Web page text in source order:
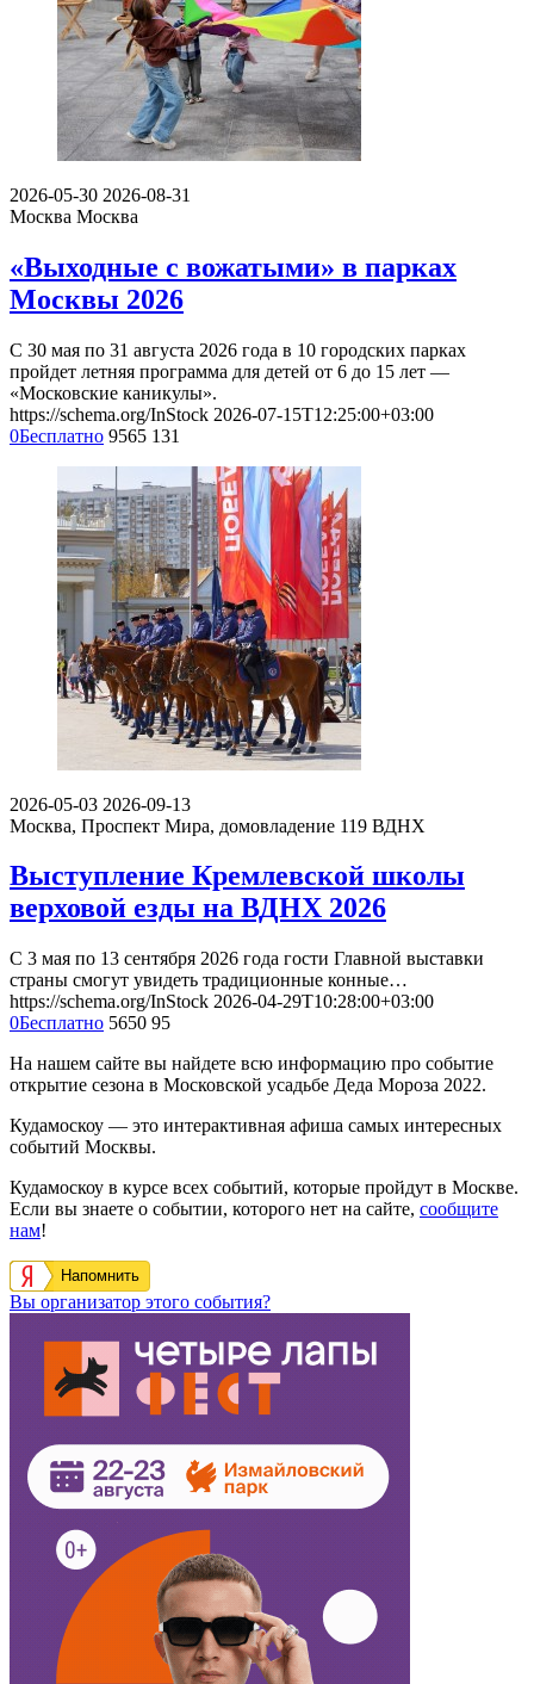
2026-05-30 2026-08-31
Москва Москва
«Выходные с вожатыми» в парках
Москвы 2026
С 30 мая по 31 августа 2026 года в 10 городских парках
пройдет летняя программа для детей от 6 до 15 лет —
«Московские каникулы».
https://schema.org/InStock 2026-07-15T12:25:00+03:00
0Бесплатно 9565 131
2026-05-03 2026-09-13
Москва, Проспект Мира, домовладение 119 ВДНХ
Выступление Кремлевской школы
верховой езды на ВДНХ 2026
С 3 мая по 13 сентября 2026 года гости Главной выставки
страны смогут увидеть традиционные конные…
https://schema.org/InStock 2026-04-29T10:28:00+03:00
0Бесплатно 5650 95
На нашем сайте вы найдете всю информацию про событие
открытие сезона в Московской усадьбе Деда Мороза 2022.
Кудамоскоу — это интерактивная афиша самых интересных
событий Москвы.
Кудамоскоу в курсе всех событий, которые пройдут в Москве.
Если вы знаете о событии, которого нет на сайте, сообщите
нам!
Напомнить
Вы организатор этого события?